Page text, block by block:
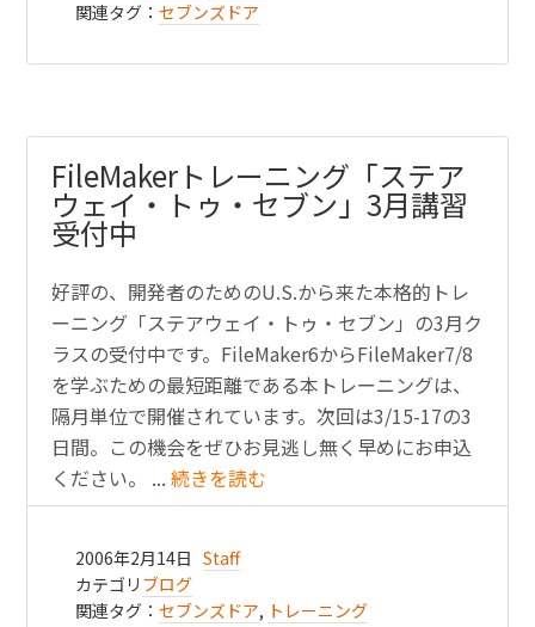
関連タグ：セブンズドア
FileMakerトレーニング「ステア
ウェイ・トゥ・セブン」3月講習
受付中
好評の、開発者のためのU.S.から来た本格的トレ
ーニング「ステアウェイ・トゥ・セブン」の3月ク
ラスの受付中です。FileMaker6からFileMaker7/8
を学ぶための最短距離である本トレーニングは、
隔月単位で開催されています。次回は3/15-17の3
日間。この機会をぜひお見逃し無く早めにお申込
ください。 ...続きを読む
2006年2月14日 Staff
カテゴリ ブログ
関連タグ：セブンズドア, トレーニング